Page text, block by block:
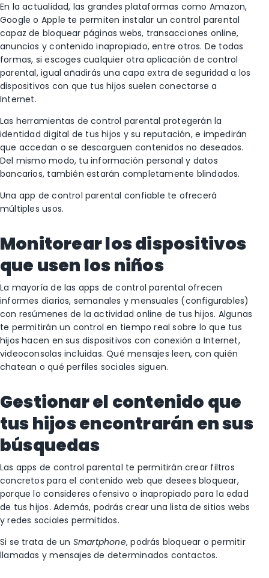
En la actualidad, las grandes plataformas como Amazon,
Google o Apple te permiten instalar un control parental
capaz de bloquear páginas webs, transacciones online,
anuncios y contenido inapropiado, entre otros. De todas
formas, si escoges cualquier otra aplicación de control
parental, igual añadirás una capa extra de seguridad a los
dispositivos con que tus hijos suelen conectarse a
Internet.
Las herramientas de control parental protegerán la
identidad digital de tus hijos y su reputación, e impedirán
que accedan o se descarguen contenidos no deseados.
Del mismo modo, tu información personal y datos
bancarios, también estarán completamente blindados.
Una app de control parental confiable te ofrecerá
múltiples usos.
Monitorear los dispositivos
que usen los niños
La mayoría de las apps de control parental ofrecen
informes diarios, semanales y mensuales (configurables)
con resúmenes de la actividad online de tus hijos. Algunas
te permitirán un control en tiempo real sobre lo que tus
hijos hacen en sus dispositivos con conexión a Internet,
videoconsolas incluidas. Qué mensajes leen, con quién
chatean o qué perfiles sociales siguen.
Gestionar el contenido que
tus hijos encontrarán en sus
búsquedas
Las apps de control parental te permitirán crear filtros
concretos para el contenido web que desees bloquear,
porque lo consideres ofensivo o inapropiado para la edad
de tus hijos. Además, podrás crear una lista de sitios webs
y redes sociales permitidos.
Si se trata de un Smartphone, podrás bloquear o permitir
llamadas y mensajes de determinados contactos.